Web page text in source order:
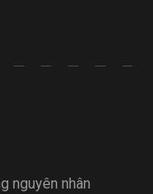
nguyên nhân